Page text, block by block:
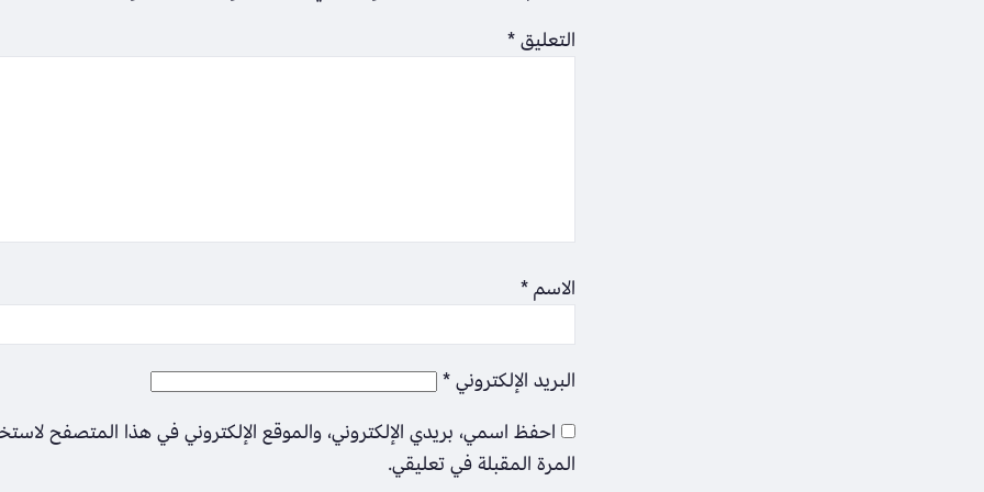
التعليق*
الاسم*
البريد الإلكتروني*
احفظ اسمي، بريدي الإلكتروني، والموقع الإلكتروني في هذا المتصفح
المرة المقبلة في تعليقي.